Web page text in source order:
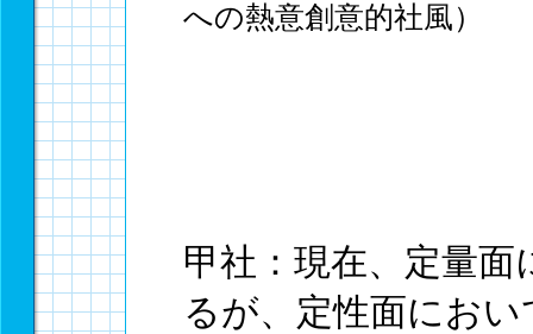
への熱意創意的社風）
甲社：現在、定量
るが、定性面にお